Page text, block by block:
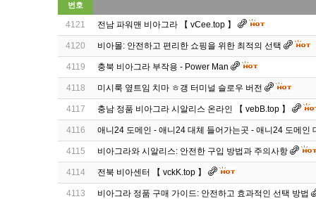
번호
4121 전남 파워맨 비아그라 【 vCee.top 】
4120 비아몰: 안전하고 편리한 쇼핑을 위한 최적의 선택
4119 충북 비아그라 부작용 - Power Man
4118 미시룩 옆트임 치마 ㅎ갱 터미널 슬로우 버전
4117 충남 정품 비아그라 시알리스 온라인 【 vebB.top 】
4116 애니24 도메인 - 애니24 대체 들어가는곳 - 애니24 도메인
4115 비아그라와 시알리스: 안전한 구입 방법과 주의사항
4114 전북 비아센터 【 vckK.top 】
4113 비아그라 정품 구매 가이드: 안전하고 효과적인 선택 방법